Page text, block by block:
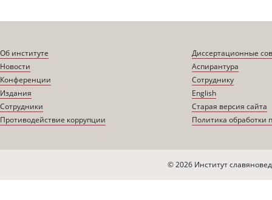
Об институте
Новости
Конференции
Издания
Сотрудники
Противодействие коррупции
Диссертационные
Аспирантура
Сотруднику
English
Старая версия сайта
Политика обработки
© 2026 Институт